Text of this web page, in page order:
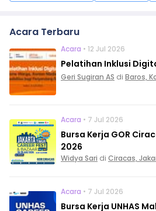
Acara Terbaru
Acara • 12 Jul 2026
Pelatihan Inklusi
Geri Sugiran AS di Baros,
Acara • 7 Jul 2026
Bursa Kerja GOR
2026
Widya Sari di Ciracas,
Acara • 7 Jul 2026
Bursa Kerja UNHAS